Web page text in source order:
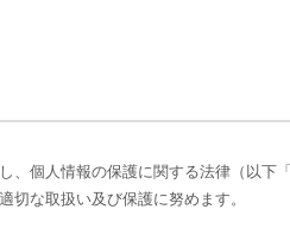
、個人情報の保護に関する法律（以
切な取扱い及び保護に努めます。